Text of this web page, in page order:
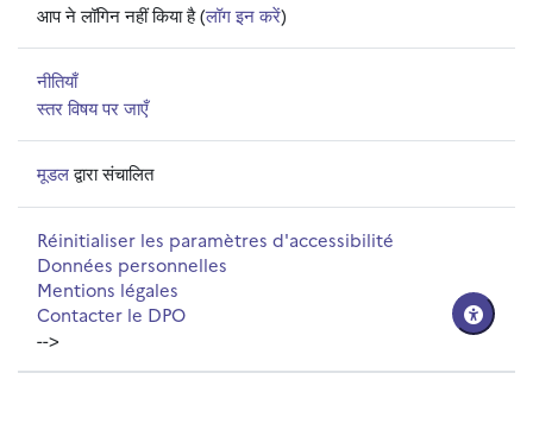
आप ने लॉगिन नहीं किया है (लॉग इन करें)
नीतियाँ
स्तर विषय पर जाएँ
मूडलद्वारा संचालित
Réinitialiser les paramètres d'accessibilité
Données personnelles
Mentions légales
Contacter le DPO
-->